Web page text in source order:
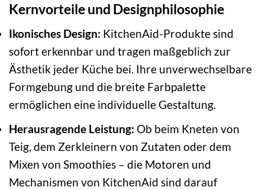
Kernvorteile und Designphilosophie
Ikonisches Design: KitchenAid-Produkte sind
sofort erkennbar und tragen maßgeblich zur
Ästhetik jeder Küche bei. Ihre unverwechselbare
Formgebung und die breite Farbpalette
ermöglichen eine individuelle Gestaltung.
Herausragende Leistung: Ob beim Kneten von
Teig, dem Zerkleinern von Zutaten oder dem
Mixen von Smoothies – die Motoren und
Mechanismen von KitchenAid sind darauf